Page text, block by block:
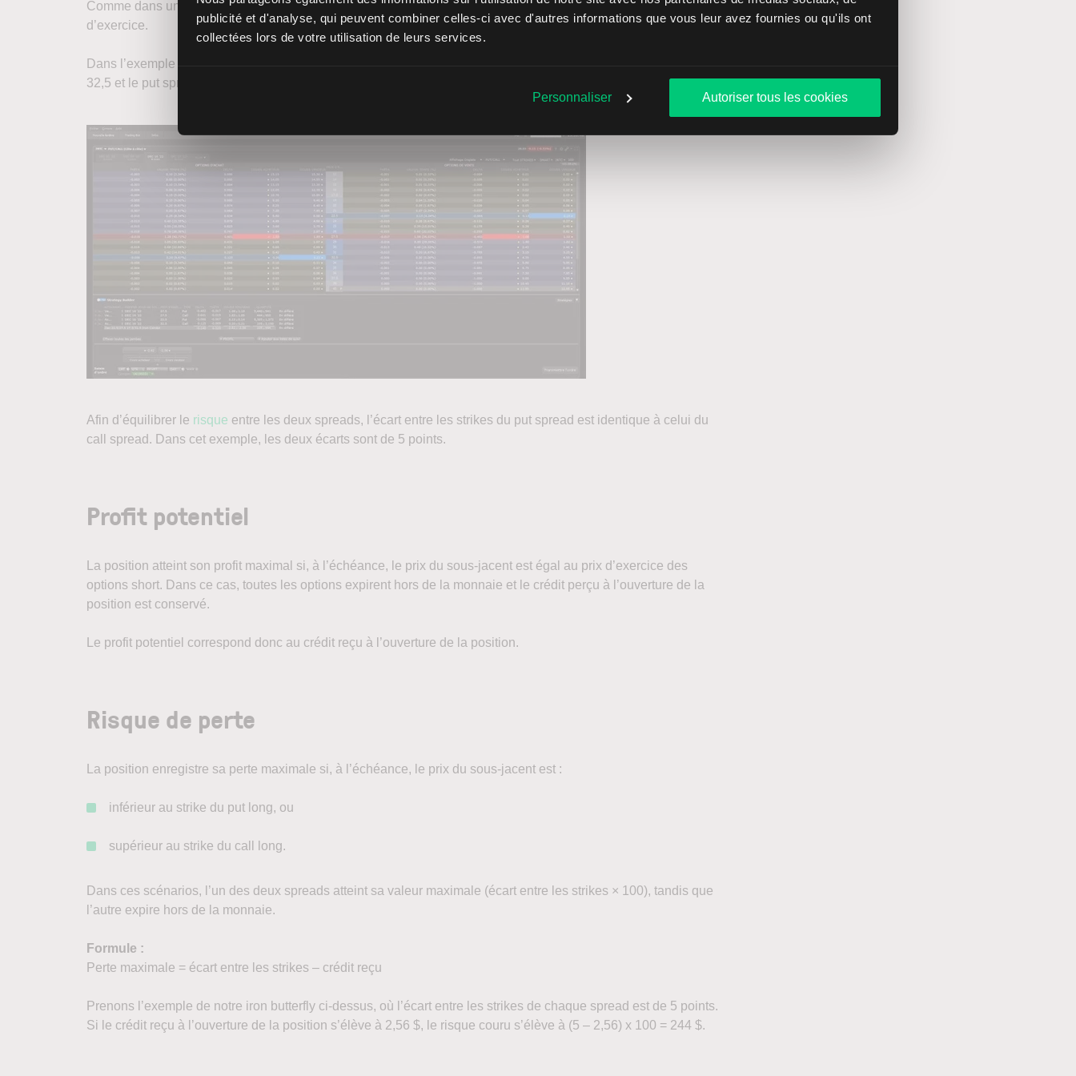
publicité et d'analyse, qui peuvent combiner celles-ci avec d'autres informations que vous leur avez fournies ou qu'ils ont
collectées lors de votre utilisation de leurs services.
Personnaliser Autoriser tous les cookies
Comme dans un butterfly spread, les options vendues (le call short et le put short) partagent le même prix
d’exercice.
Dans l’exemple illustré par la chaîne d’options ci-dessous, le call spread est construit avec les strikes 27,5 et
32,5 et le put spread avec les strikes 27,5 et 22,5.
Afin d’équilibrer le risque entre les deux spreads, l’écart entre les strikes du put spread est identique à celui du
call spread. Dans cet exemple, les deux écarts sont de 5 points.
Profit potentiel
La position atteint son profit maximal si, à l’échéance, le prix du sous-jacent est égal au prix d’exercice des
options short. Dans ce cas, toutes les options expirent hors de la monnaie et le crédit perçu à l’ouverture de la
position est conservé.
Le profit potentiel correspond donc au crédit reçu à l’ouverture de la position.
Risque de perte
La position enregistre sa perte maximale si, à l’échéance, le prix du sous-jacent est :
inférieur au strike du put long, ou
supérieur au strike du call long.
Dans ces scénarios, l’un des deux spreads atteint sa valeur maximale (écart entre les strikes × 100), tandis que
l’autre expire hors de la monnaie.
Formule :
Perte maximale = écart entre les strikes – crédit reçu
Prenons l’exemple de notre iron butterfly ci-dessus, où l’écart entre les strikes de chaque spread est de 5 points.
Si le crédit reçu à l’ouverture de la position s’élève à 2,56 $, le risque couru s’élève à (5 – 2,56) x 100 = 244 $.